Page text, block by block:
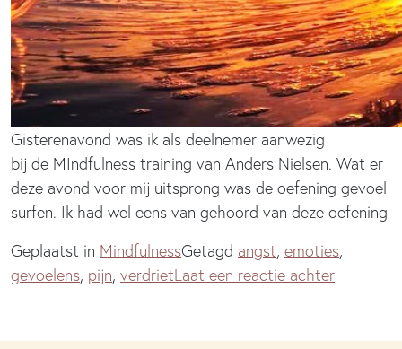
Gisterenavond was ik als deelnemer aanwezig
bij de MIndfulness training van Anders Nielsen. Wat er
deze avond voor mij uitsprong was de oefening gevoel
surfen. Ik had wel eens van gehoord van deze oefening
Geplaatst in MindfulnessGetagd angst, emoties,
gevoelens, pijn, verdrietLaat een reactie achterop